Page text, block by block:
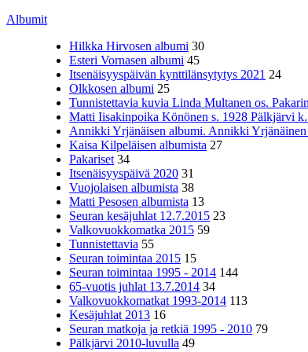
Albumit
Hilkka Hirvosen albumi 30
Esteri Vornasen albumi 45
Itsenäisyyspäivän kynttilänsytytys 2021 24
Olkkosen albumi 25
Tunnistettavia kuvia Linda Multanen os.
Matti Iisakinpoika Könönen s. 1928 Pälkjärvi
Annikki Yrjänäisen albumi. Annikki
Kaisa Kilpeläisen albumista 27
Pakariset 34
Itsenäisyyspäivä 2020 31
Vuojolaisen albumista 38
Matti Pesosen albumista 13
Seuran kesäjuhlat 12.7.2015 23
Valkovuokkomatka 2015 59
Tunnistettavia 55
Seuran toimintaa 2015 15
Seuran toimintaa 1995 - 2014 144
65-vuotis juhlat 13.7.2014 34
Valkovuokkomatkat 1993-2014 113
Kesäjuhlat 2013 16
Seuran matkoja ja retkiä 1995 - 2010 79
Pälkjärvi 2010-luvulla 49